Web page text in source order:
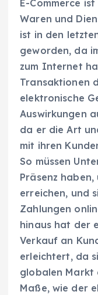
E-Commerce
Waren und
ist in den
geworden, da
zum Internet
Transaktionen
elektronische
Auswirkungen
da er die Art
mit ihren
So müssen
Präsenz
erreichen, und
Zahlungen
hinaus hat der
Verkauf an
erleichtert, da
globalen Markt
Maße, wie der